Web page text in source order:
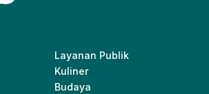
Layanan Publik
Kuliner
Budaya